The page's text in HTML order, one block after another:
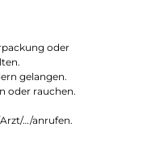
oder
gelangen.
oder rauchen.
…/anrufen.